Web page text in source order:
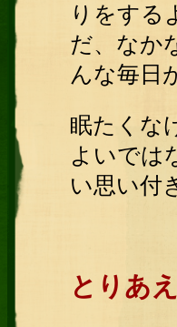
りをする
だ、なか
んな毎日
眠たくな
よいでは
い思い付
とりあ